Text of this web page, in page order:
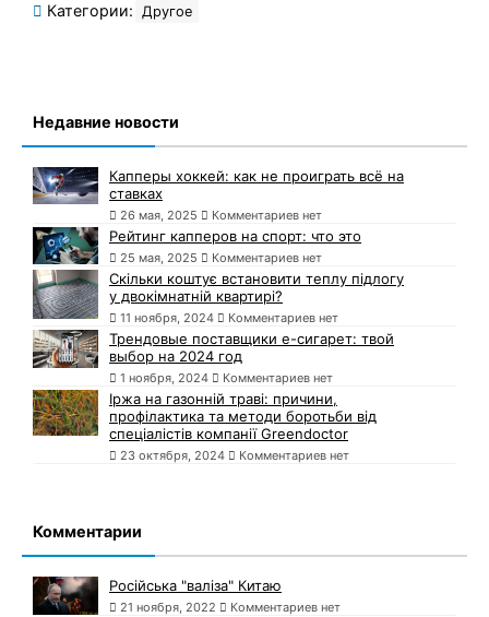
Категории: Другое
Недавние новости
Капперы хоккей: как не проиграть всё на
ставках
26 мая, 2025 Комментариев нет
Рейтинг капперов на спорт: что это
25 мая, 2025 Комментариев нет
Скільки коштує встановити теплу підлогу
у двокімнатній квартирі?
11 ноября, 2024 Комментариев нет
Трендовые поставщики e-сигарет: твой
выбор на 2024 год
1 ноября, 2024 Комментариев нет
Іржа на газонній траві: причини,
профілактика та методи боротьби від
спеціалістів компанії Greendoctor
23 октября, 2024 Комментариев нет
Комментарии
Російська "валіза" Китаю
21 ноября, 2022 Комментариев нет